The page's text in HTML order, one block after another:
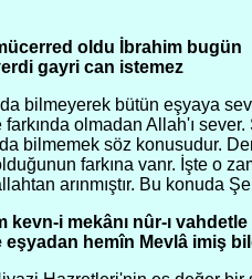
oldu İbrahim bugün
gayri can istemez
bilmeyerek bütün eşyaya
olmadan Allah'ı sever.
bilmemek söz konusudur.
farkına vanr. İşte o
arınmıştır. Bu konuda
kevn-i mekânı nûr-ı vahdetle
eşyadan hemîn Mevlâ imiş